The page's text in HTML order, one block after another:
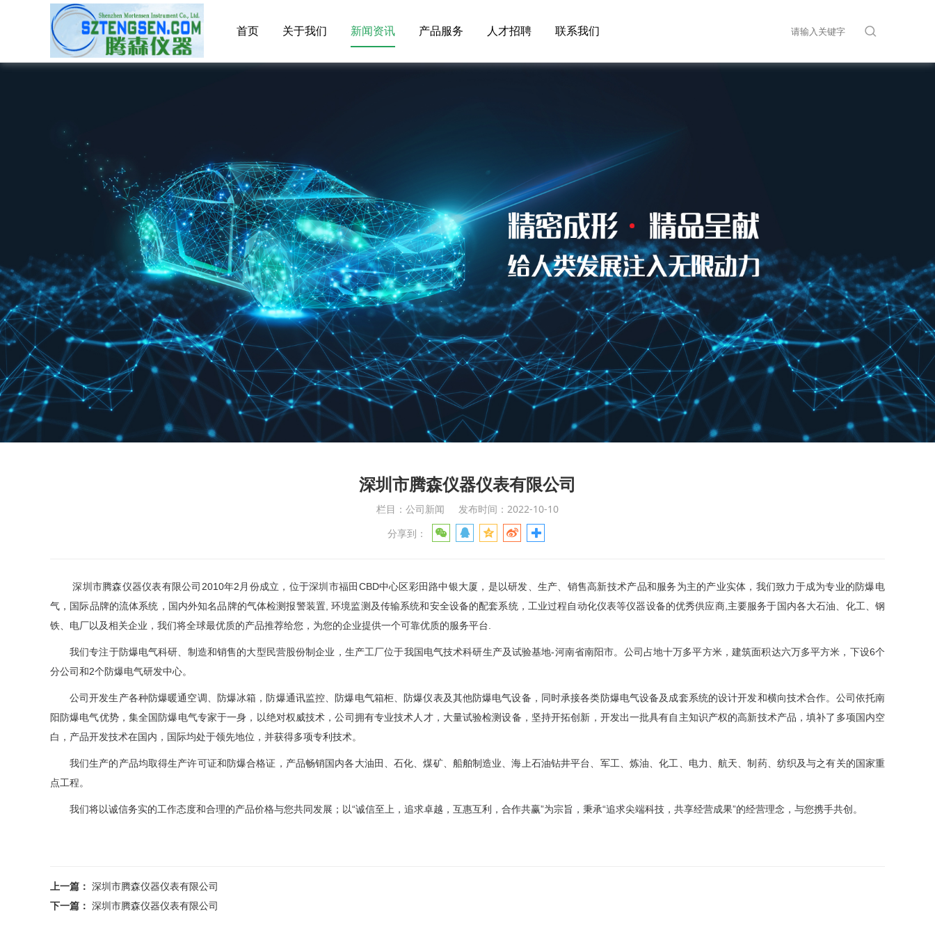
首页 关于我们 新闻资讯 产品服务 人才招聘 联系我们
深圳市腾森仪器仪表有限公司
栏目：公司新闻
发布时间：2022-10-10
分享到：
深圳市腾森仪器仪表有限公司2010年2月份成立，位于深圳市福田CBD中心区彩田路中银大厦，是以研发、生产、销售高新技术产品和服务为主的产业实体，我们致力于成为专业的防爆电
气，国际品牌的流体系统，国内外知名品牌的气体检测报警装置, 环境监测及传输系统和安全设备的配套系统，工业过程自动化仪表等仪器设备的优秀供应商,主要服务于国内各大石油、化工、钢
铁、电厂以及相关企业，我们将全球最优质的产品推荐给您，为您的企业提供一个可靠优质的服务平台.
我们专注于防爆电气科研、制造和销售的大型民营股份制企业，生产工厂位于我国电气技术科研生产及试验基地-河南省南阳市。公司占地十万多平方米，建筑面积达六万多平方米，下设6个
分公司和2个防爆电气研发中心。
公司开发生产各种防爆暖通空调、防爆冰箱，防爆通讯监控、防爆电气箱柜、防爆仪表及其他防爆电气设备，同时承接各类防爆电气设备及成套系统的设计开发和横向技术合作。公司依托南
阳防爆电气优势，集全国防爆电气专家于一身，以绝对权威技术，公司拥有专业技术人才，大量试验检测设备，坚持开拓创新，开发出一批具有自主知识产权的高新技术产品，填补了多项国内空
白，产品开发技术在国内，国际均处于领先地位，并获得多项专利技术。
我们生产的产品均取得生产许可证和防爆合格证，产品畅销国内各大油田、石化、煤矿、船舶制造业、海上石油钻井平台、军工、炼油、化工、电力、航天、制药、纺织及与之有关的国家重
点工程。
我们将以诚信务实的工作态度和合理的产品价格与您共同发展；以“诚信至上，追求卓越，互惠互利，合作共赢”为宗旨，秉承“追求尖端科技，共享经营成果”的经营理念，与您携手共创。
上一篇： 深圳市腾森仪器仪表有限公司
下一篇： 深圳市腾森仪器仪表有限公司